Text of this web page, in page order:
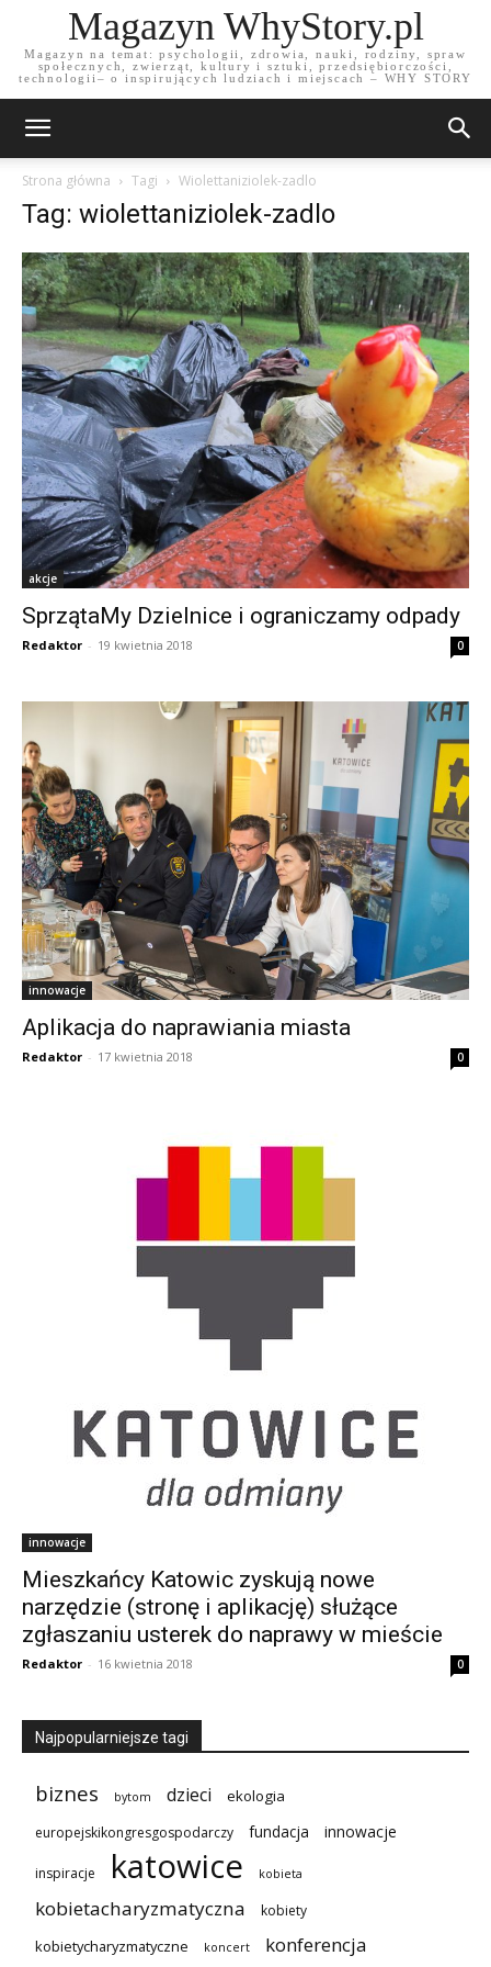
Magazyn WhyStory.pl
Magazyn na temat: psychologii, zdrowia, nauki, rodziny, spraw
społecznych, zwierząt, kultury i sztuki, przedsiębiorczości,
technologii– o inspirujących ludziach i miejscach – WHY STORY
Strona główna Tagi Wiolettaniziolek-zadlo
Tag: wiolettaniziolek-zadlo
akcje
SprzątaMy Dzielnice i ograniczamy odpady
Redaktor - 19 kwietnia 2018 0
innowacje
Aplikacja do naprawiania miasta
Redaktor - 17 kwietnia 2018 0
innowacje
Mieszkańcy Katowic zyskują nowe
narzędzie (stronę i aplikację) służące
zgłaszaniu usterek do naprawy w mieście
Redaktor - 16 kwietnia 2018 0
Najpopularniejsze tagi
biznes bytom dzieci ekologia
europejskikongresgospodarczy fundacja innowacje
inspiracje katowice kobieta
kobietacharyzmatyczna kobiety
kobietycharyzmatyczne koncert konferencja